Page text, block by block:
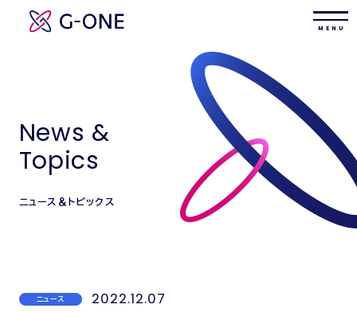
M E N U
News &
Topics
ニュース＆トピックス
ニュース 2022.12.07